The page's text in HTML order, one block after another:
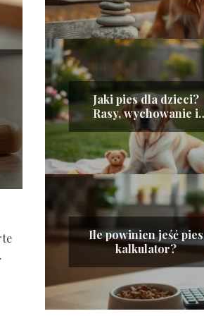
Jaki pies dla dzieci?
Rasy, wychowanie i
bezpieczeństwo
Ile powinien jeść pies
kalkulator?